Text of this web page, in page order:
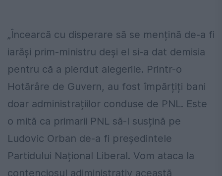
„Încearcă cu disperare să se mențină de-a fi
iarăși prim-ministru deși el si-a dat demisia
pentru că a pierdut alegerile. Printr-o
Hotărâre de Guvern, au fost împărțiți bani
doar administrațiilor conduse de PNL. Este
o mită ca primarii PNL să-l susțină pe
Ludovic Orban de-a fi președintele
Partidului Național Liberal. Vom ataca la
contenciosul adiministrativ această